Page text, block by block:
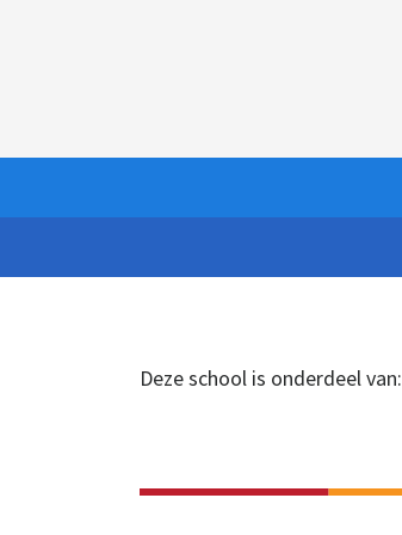
Deze school is onderdeel van: